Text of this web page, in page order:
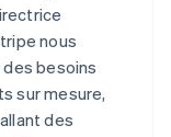
nous
besoins
sur mesure,
des